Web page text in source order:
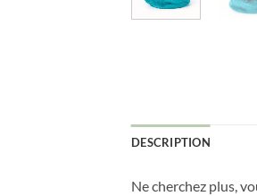
DESCRIPTION
Ne cherchez plus,